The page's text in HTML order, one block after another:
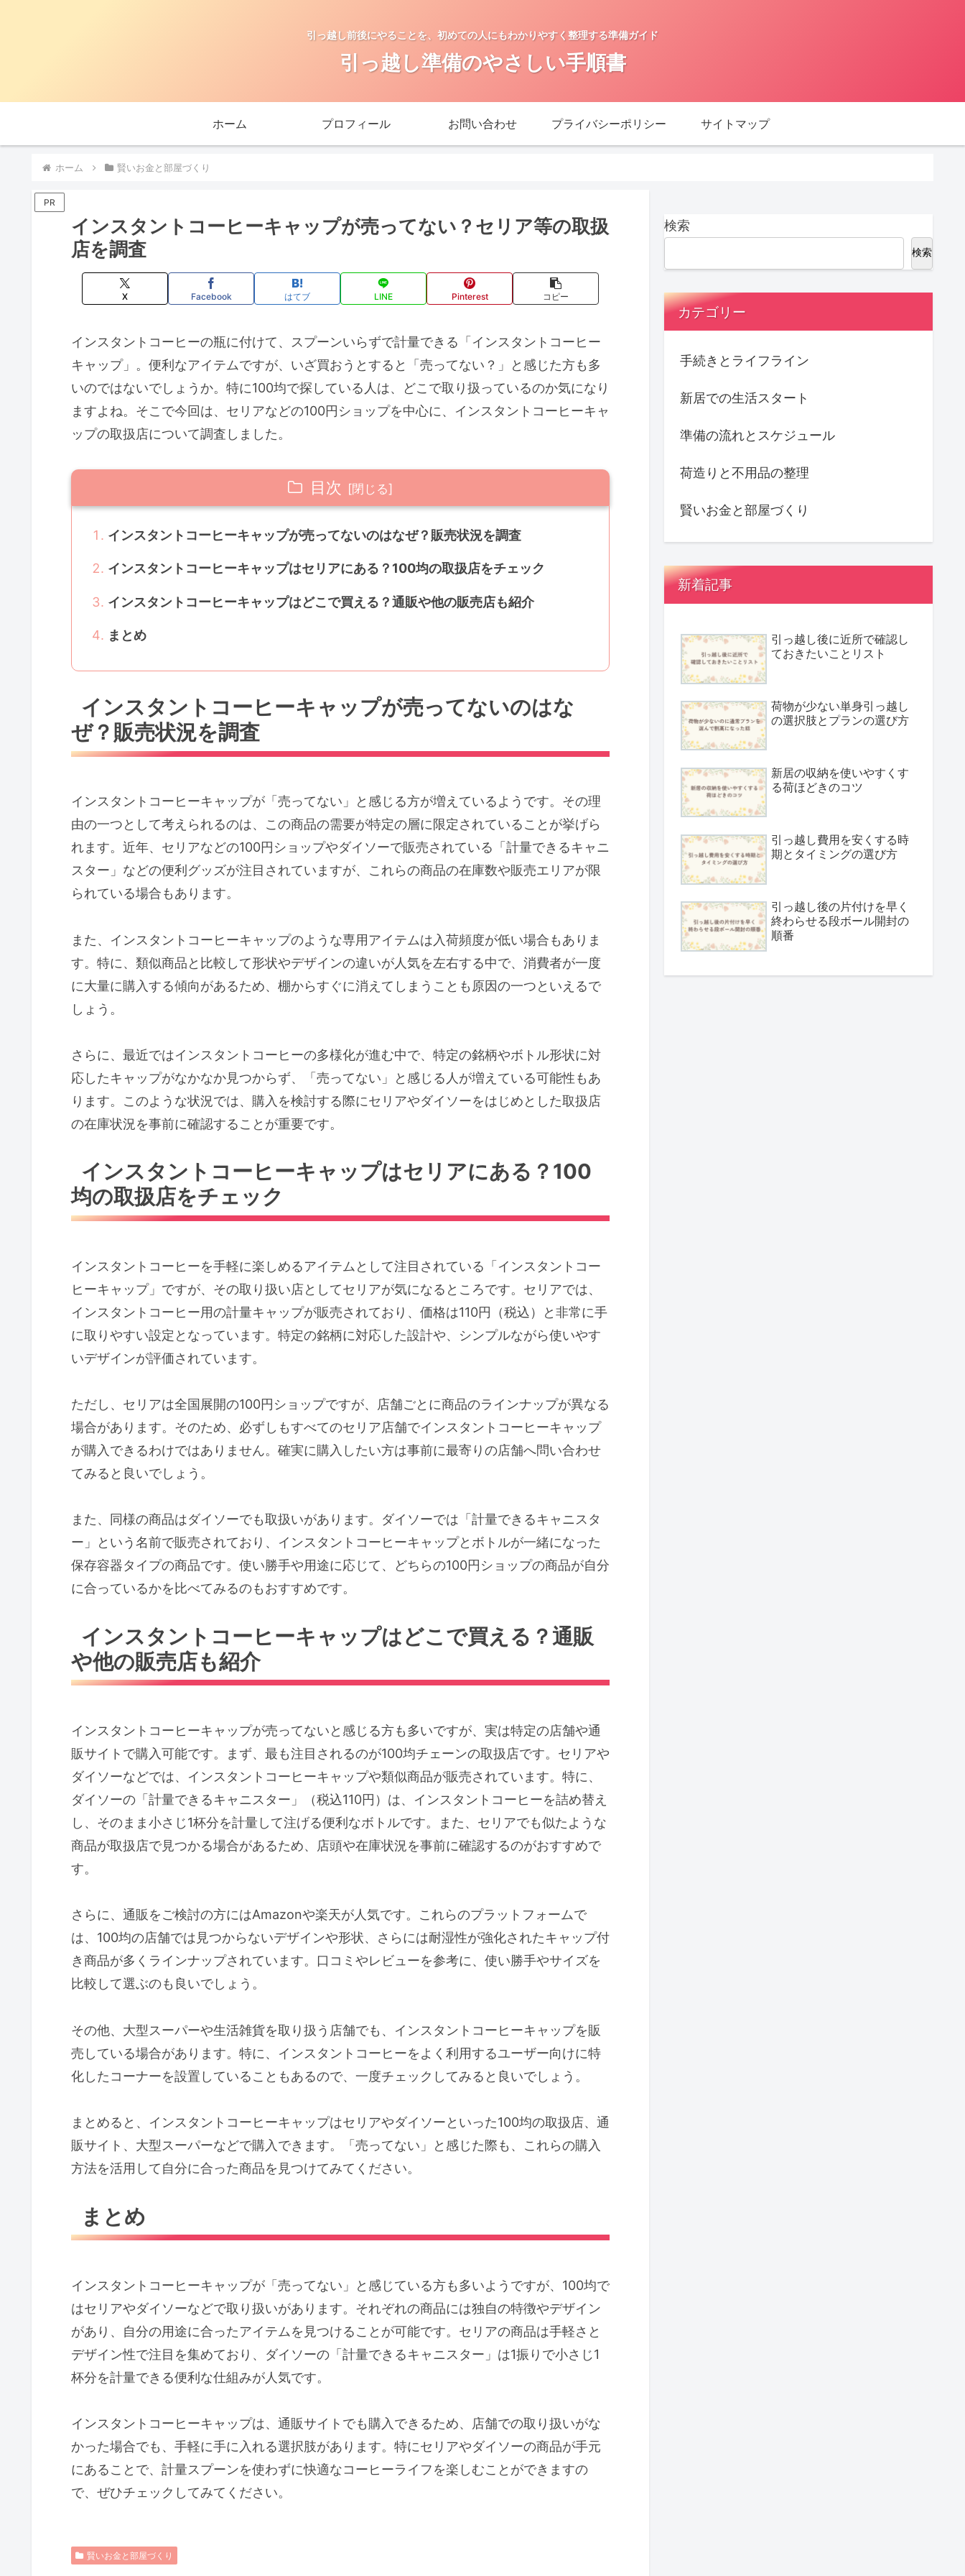
引っ越し前後にやることを、初めての人にもわかりやすく整理する準備ガイド
引っ越し準備のやさしい手順書
ホーム プロフィール お問い合わせ プライバシーポリシー サイトマップ
ホーム 賢いお金と部屋づくり
PR
インスタントコーヒーキャップが売ってない？セリア等の取扱
店を調査
X Facebook はてブ LINE Pinterest コピー
インスタントコーヒーの瓶に付けて、スプーンいらずで計量できる「インスタントコーヒー
キャップ」。便利なアイテムですが、いざ買おうとすると「売ってない？」と感じた方も多
いのではないでしょうか。特に100均で探している人は、どこで取り扱っているのか気になり
ますよね。そこで今回は、セリアなどの100円ショップを中心に、インスタントコーヒーキャ
ップの取扱店について調査しました。
目次
インスタントコーヒーキャップが売ってないのはなぜ？販売状況を調査
インスタントコーヒーキャップはセリアにある？100均の取扱店をチェック
インスタントコーヒーキャップはどこで買える？通販や他の販売店も紹介
まとめ
インスタントコーヒーキャップが売ってないのはな
ぜ？販売状況を調査
インスタントコーヒーキャップが「売ってない」と感じる方が増えているようです。その理
由の一つとして考えられるのは、この商品の需要が特定の層に限定されていることが挙げら
れます。近年、セリアなどの100円ショップやダイソーで販売されている「計量できるキャニ
スター」などの便利グッズが注目されていますが、これらの商品の在庫数や販売エリアが限
られている場合もあります。
また、インスタントコーヒーキャップのような専用アイテムは入荷頻度が低い場合もありま
す。特に、類似商品と比較して形状やデザインの違いが人気を左右する中で、消費者が一度
に大量に購入する傾向があるため、棚からすぐに消えてしまうことも原因の一つといえるで
しょう。
さらに、最近ではインスタントコーヒーの多様化が進む中で、特定の銘柄やボトル形状に対
応したキャップがなかなか見つからず、「売ってない」と感じる人が増えている可能性もあ
ります。このような状況では、購入を検討する際にセリアやダイソーをはじめとした取扱店
の在庫状況を事前に確認することが重要です。
インスタントコーヒーキャップはセリアにある？100
均の取扱店をチェック
インスタントコーヒーを手軽に楽しめるアイテムとして注目されている「インスタントコー
ヒーキャップ」ですが、その取り扱い店としてセリアが気になるところです。セリアでは、
インスタントコーヒー用の計量キャップが販売されており、価格は110円（税込）と非常に手
に取りやすい設定となっています。特定の銘柄に対応した設計や、シンプルながら使いやす
いデザインが評価されています。
ただし、セリアは全国展開の100円ショップですが、店舗ごとに商品のラインナップが異なる
場合があります。そのため、必ずしもすべてのセリア店舗でインスタントコーヒーキャップ
が購入できるわけではありません。確実に購入したい方は事前に最寄りの店舗へ問い合わせ
てみると良いでしょう。
また、同様の商品はダイソーでも取扱いがあります。ダイソーでは「計量できるキャニスタ
ー」という名前で販売されており、インスタントコーヒーキャップとボトルが一緒になった
保存容器タイプの商品です。使い勝手や用途に応じて、どちらの100円ショップの商品が自分
に合っているかを比べてみるのもおすすめです。
インスタントコーヒーキャップはどこで買える？通販
や他の販売店も紹介
インスタントコーヒーキャップが売ってないと感じる方も多いですが、実は特定の店舗や通
販サイトで購入可能です。まず、最も注目されるのが100均チェーンの取扱店です。セリアや
ダイソーなどでは、インスタントコーヒーキャップや類似商品が販売されています。特に、
ダイソーの「計量できるキャニスター」（税込110円）は、インスタントコーヒーを詰め替え
し、そのまま小さじ1杯分を計量して注げる便利なボトルです。また、セリアでも似たような
商品が取扱店で見つかる場合があるため、店頭や在庫状況を事前に確認するのがおすすめで
す。
さらに、通販をご検討の方にはAmazonや楽天が人気です。これらのプラットフォームで
は、100均の店舗では見つからないデザインや形状、さらには耐湿性が強化されたキャップ付
き商品が多くラインナップされています。口コミやレビューを参考に、使い勝手やサイズを
比較して選ぶのも良いでしょう。
その他、大型スーパーや生活雑貨を取り扱う店舗でも、インスタントコーヒーキャップを販
売している場合があります。特に、インスタントコーヒーをよく利用するユーザー向けに特
化したコーナーを設置していることもあるので、一度チェックしてみると良いでしょう。
まとめると、インスタントコーヒーキャップはセリアやダイソーといった100均の取扱店、通
販サイト、大型スーパーなどで購入できます。「売ってない」と感じた際も、これらの購入
方法を活用して自分に合った商品を見つけてみてください。
まとめ
インスタントコーヒーキャップが「売ってない」と感じている方も多いようですが、100均で
はセリアやダイソーなどで取り扱いがあります。それぞれの商品には独自の特徴やデザイン
があり、自分の用途に合ったアイテムを見つけることが可能です。セリアの商品は手軽さと
デザイン性で注目を集めており、ダイソーの「計量できるキャニスター」は1振りで小さじ1
杯分を計量できる便利な仕組みが人気です。
インスタントコーヒーキャップは、通販サイトでも購入できるため、店舗での取り扱いがな
かった場合でも、手軽に手に入れる選択肢があります。特にセリアやダイソーの商品が手元
にあることで、計量スプーンを使わずに快適なコーヒーライフを楽しむことができますの
で、ぜひチェックしてみてください。
賢いお金と部屋づくり
検索
検索
カテゴリー
手続きとライフライン
新居での生活スタート
準備の流れとスケジュール
荷造りと不用品の整理
賢いお金と部屋づくり
新着記事
引っ越し後に近所で確認し
ておきたいことリスト
荷物が少ない単身引っ越し
の選択肢とプランの選び方
新居の収納を使いやすくす
る荷ほどきのコツ
引っ越し費用を安くする時
期とタイミングの選び方
引っ越し後の片付けを早く
終わらせる段ボール開封の
順番